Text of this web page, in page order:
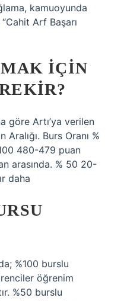
kamuoyunda
Arf Başarı
IÇIN
göre Artı’ya verilen
Aralığı. Burs Oranı %
480-479 puan
arasında. % 50 20-
daha
%100 burslu
öğrenim
%50 burslu